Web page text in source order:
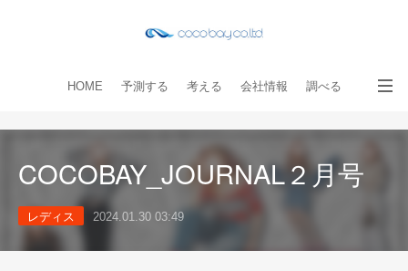
HOME 予測する 考える 会社情報 調べる
COCOBAY_JOURNAL２月号
レディス 2024.01.30 03:49